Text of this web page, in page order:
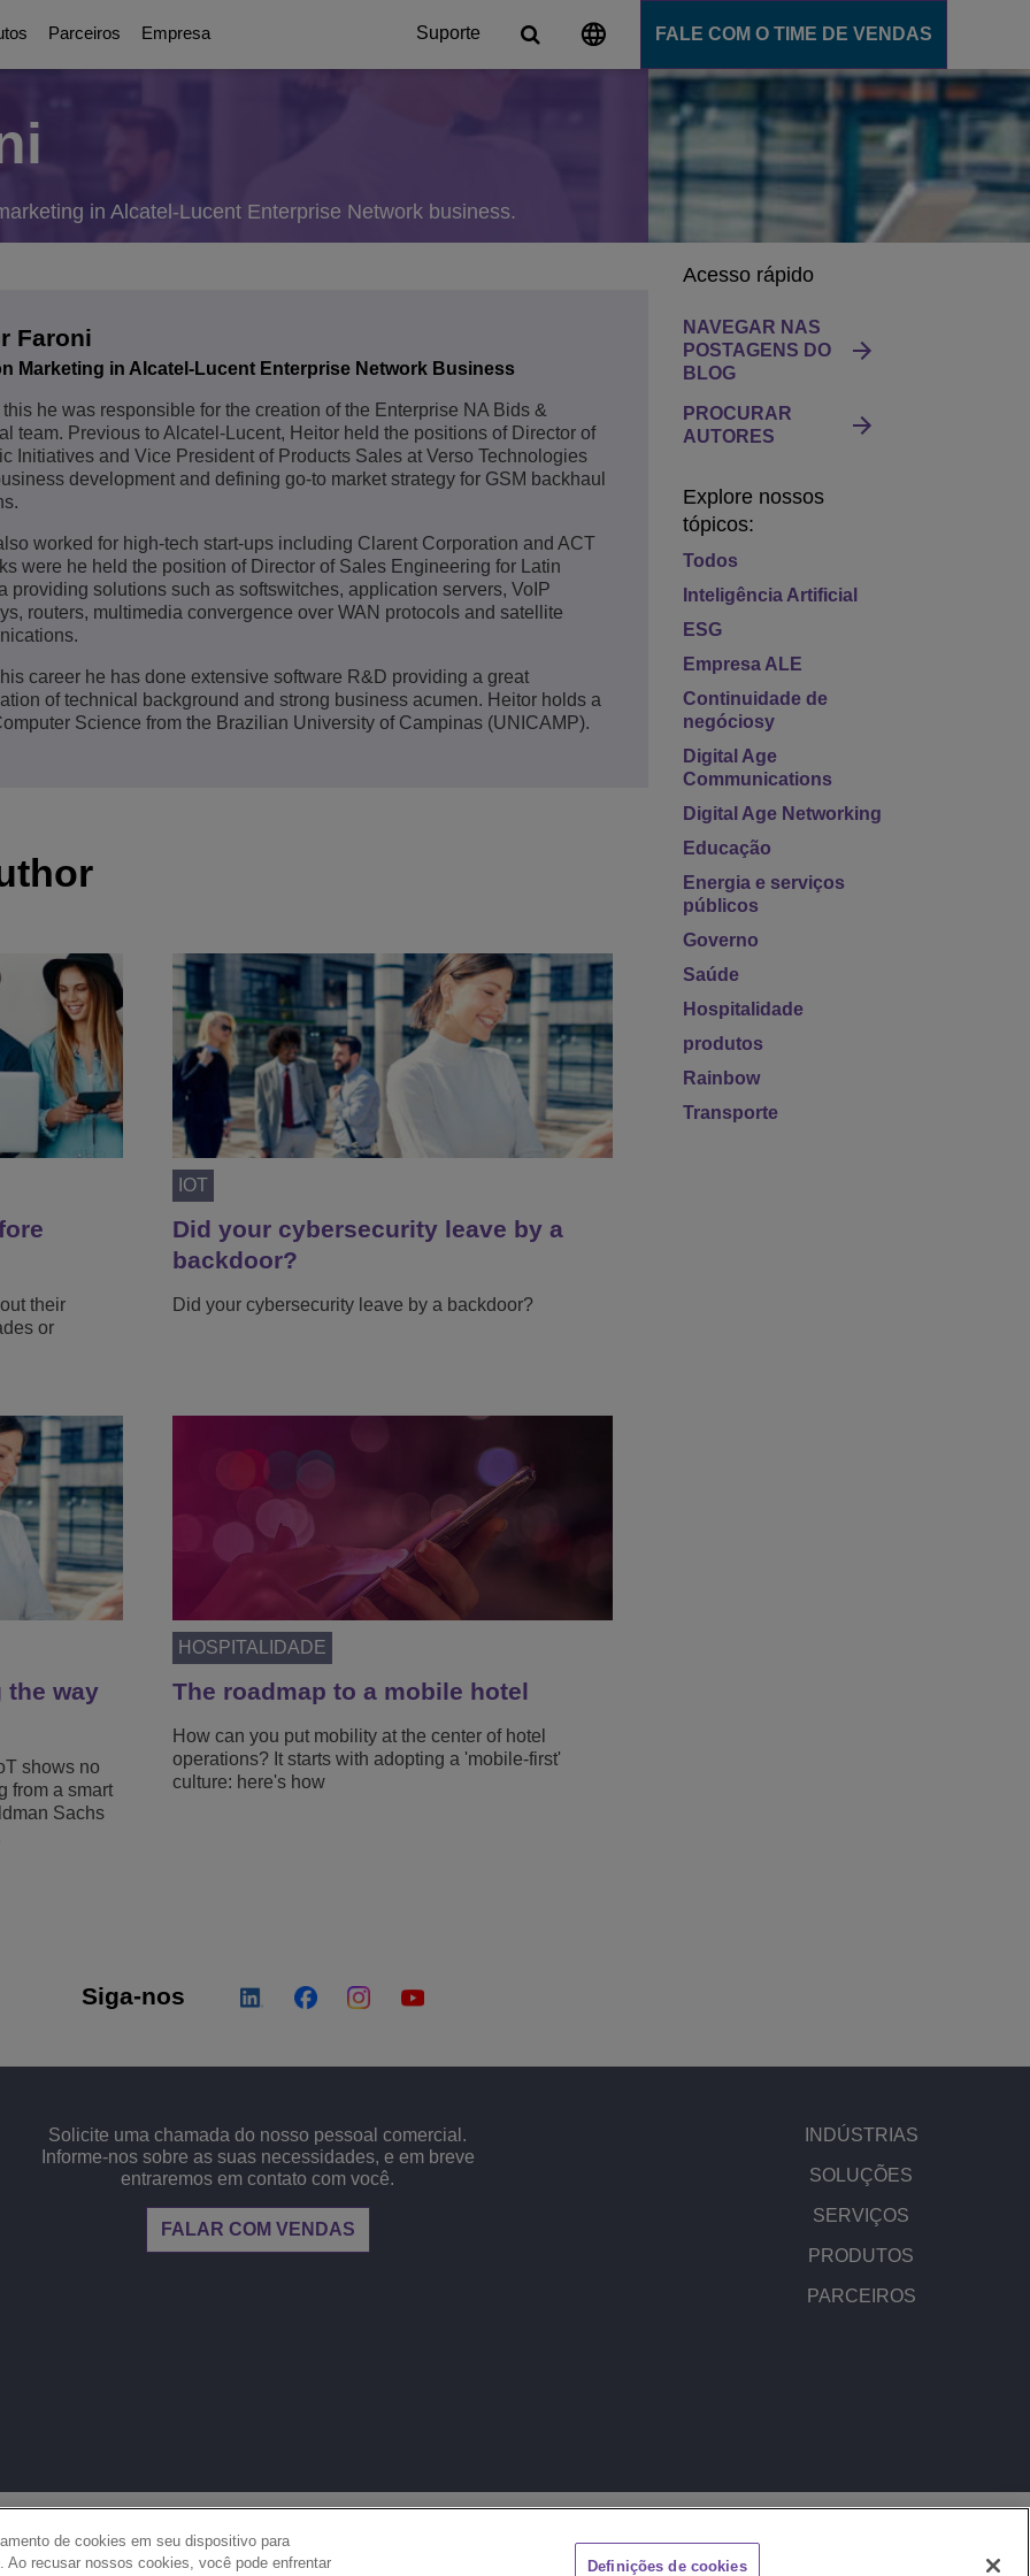
Suporte FALE COM O TIME DE VENDAS
Education Solutions
Fundamentos do Campus Inteligente
Serviços Públicos
(PMEs)
Comunicações da Era Digital
Soluções de colaboração
IoT
Purple on Demand
Segurança
Single Pair Ethernet
Aplicativos de Atendimento ao Cliente
Tudo como Serviço (XaaS)
Mission-Critical Communications
Dividendos Digitais
UC Platforms
Rainbow™
DECT Platforms
SIP-DECT Base Stations
DECT Base Stations
Ver mais
Devices
das Comunicações
de Redes
Parceiros
Parceiros
Sobre nossos parceiros
Partner
Partners
Empresa
Quem somos
Awards
Equipe Executiva
História
da ALE?
da ALE
in Alcatel-Lucent Enterprise Network business.
Faroni
Marketing in Alcatel-Lucent Enterprise Network Business
this he was responsible for the creation of the Enterprise NA Bids &
team. Previous to Alcatel-Lucent, Heitor held the positions of Director of
Initiatives and Vice President of Products Sales at Verso Technologies
development and defining go-to market strategy for GSM backhaul
worked for high-tech start-ups including Clarent Corporation and ACT
were he held the position of Director of Sales Engineering for Latin
providing solutions such as softswitches, application servers, VoIP
routers, multimedia convergence over WAN protocols and satellite
career he has done extensive software R&D providing a great
of technical background and strong business acumen. Heitor holds a
Science from the Brazilian University of Campinas (UNICAMP).
their
or
IOT
Did your cybersecurity leave by a
backdoor?
Did your cybersecurity leave by a backdoor?
the way
shows no
from a smart
Sachs
HOSPITALIDADE
The roadmap to a mobile hotel
How can you put mobility at the center of hotel
operations? It starts with adopting a 'mobile-first'
culture: here's how
Acesso rápido
NAVEGAR NAS
POSTAGENS DO
BLOG
PROCURAR
AUTORES
Explore nossos
tópicos:
Todos
Inteligência Artificial
ESG
Empresa ALE
Continuidade de
negóciosy
Digital Age
Communications
Digital Age Networking
Educação
Energia e serviços
públicos
Governo
Saúde
Hospitalidade
produtos
Rainbow
Transporte
Siga-nos
Solicite uma chamada do nosso pessoal comercial.
Informe-nos sobre as suas necessidades, e em breve
entraremos em contato com você.
FALAR COM VENDAS
INDÚSTRIAS
SOLUÇÕES
SERVIÇOS
PRODUTOS
PARCEIROS
DEFINIÇÕES DE COOKIES
de cookies em seu dispositivo para
Ao recusar nossos cookies, você pode enfrentar
Definições de cookies